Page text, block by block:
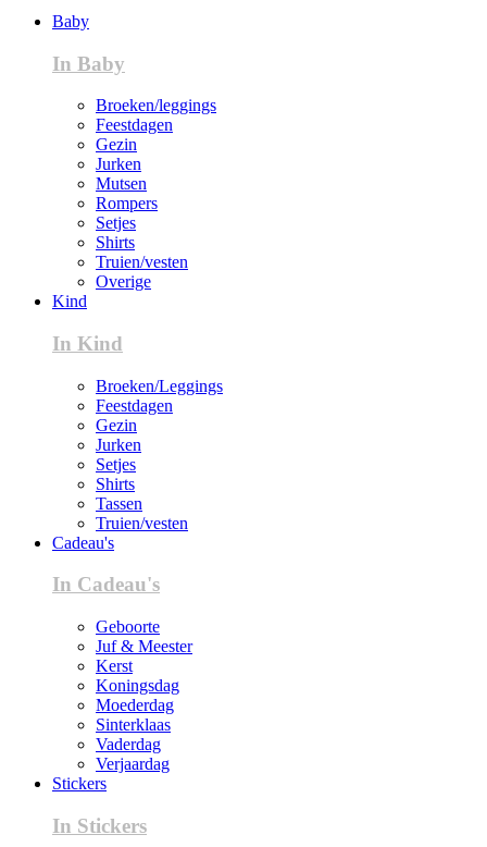
Baby
In Baby
Broeken/leggings
Feestdagen
Gezin
Jurken
Mutsen
Rompers
Setjes
Shirts
Truien/vesten
Overige
Kind
In Kind
Broeken/Leggings
Feestdagen
Gezin
Jurken
Setjes
Shirts
Tassen
Truien/vesten
Cadeau's
In Cadeau's
Geboorte
Juf & Meester
Kerst
Koningsdag
Moederdag
Sinterklaas
Vaderdag
Verjaardag
Stickers
In Stickers